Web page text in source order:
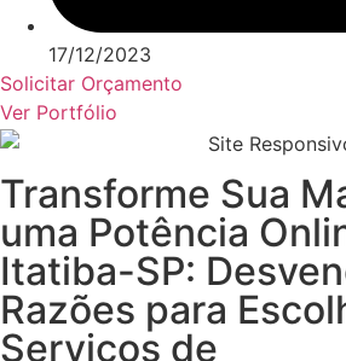
17/12/2023
Solicitar Orçamento
Ver Portfólio
Transforme Sua
uma Potência
Itatiba-SP:
Razões para
Serviços de